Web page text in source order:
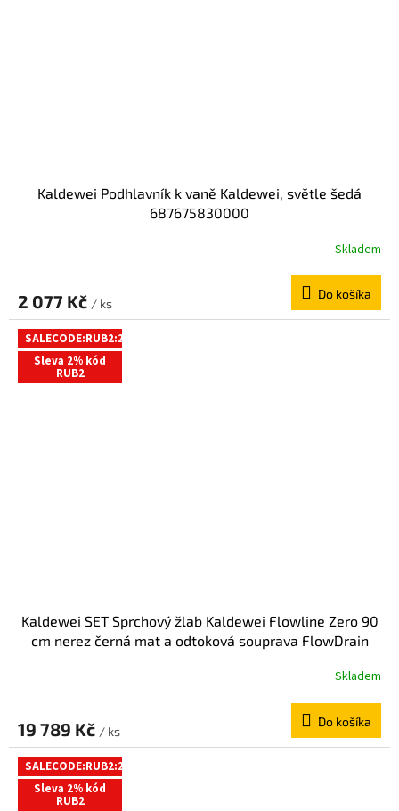
Kaldewei Podhlavník k vaně Kaldewei, světle šedá
687675830000
Skladem
2 077 Kč / ks
Do košíka
SALECODE:RUB2:2:%
Sleva 2% kód
RUB2
Kaldewei SET Sprchový žlab Kaldewei Flowline Zero 90
cm nerez černá mat a odtoková souprava FlowDrain
Skladem
19 789 Kč / ks
Do košíka
SALECODE:RUB2:2:%
Sleva 2% kód
RUB2